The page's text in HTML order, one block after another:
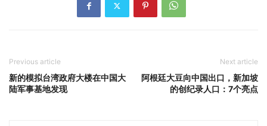
Previous article
新的模拟台湾政府大楼在中国大
陆军事基地发现
Next article
阿根廷大豆向中国出口，新加坡
的创纪录人口：7个亮点